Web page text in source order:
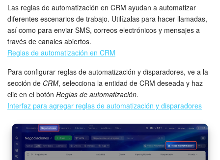
Messenger
Collabs
Calendario
Bitrix24 Drive
Webmail
Grupos de trabajo
Tareas
Las reglas de automatización en CRM ayudan a automatizar
diferentes escenarios de trabajo. Utilízalas para hacer llamadas,
así como para enviar SMS, correos electrónicos y mensajes a
través de canales abiertos.
Reglas de automatización en CRM
Para configurar reglas de automatización y disparadores, ve a la
sección de CRM, selecciona la entidad de CRM deseada y haz
clic en el botón Reglas de automatización.
Interfaz para agregar reglas de automatización y disparadores